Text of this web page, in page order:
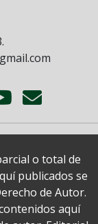
o total de
publicados se
de Autor.
aquí